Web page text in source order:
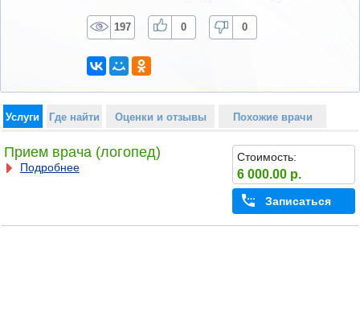
197 0 0
Услуги Где найти Оценки и отзывы Похожие врачи
Прием врача (логопед)
Подробнее
Стоимость:
6 000.00 р.
Записаться